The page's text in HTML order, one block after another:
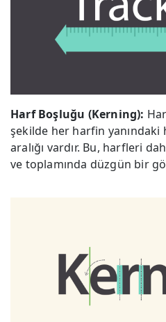
Harf Boşluğu (Kerning):
şekilde her harfin
aralığı vardır. Bu, harfleri
ve toplamında düzgün bir